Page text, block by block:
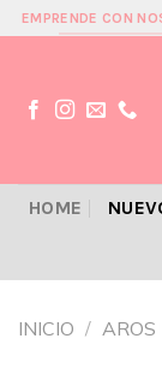
Skip
EMPRENDE CON
HOME
INICIO / AROS